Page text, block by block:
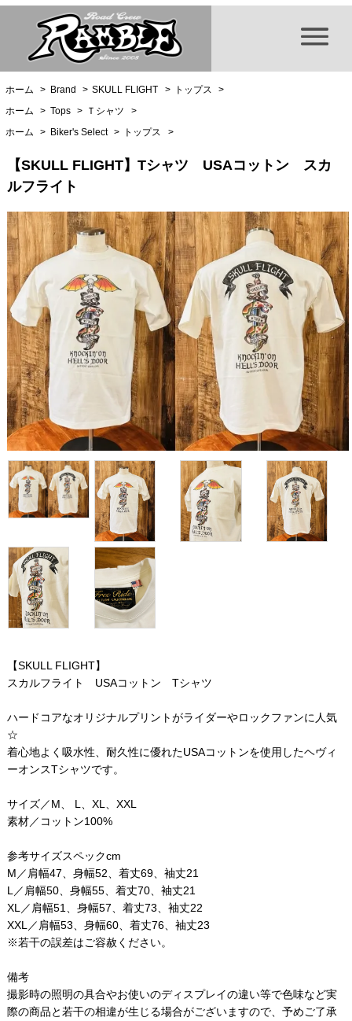
ホーム > Brand > SKULL FLIGHT > トップス
>
ホーム
> Tops > Ｔシャツ
>
ホーム
> Biker's Select > トップス >
【SKULL FLIGHT】Tシャツ USAコットン スカ
ルフライト
【SKULL FLIGHT】
スカルフライト USAコットン Tシャツ
ハードコアなオリジナルプリントがライダーやロックファンに人気
☆
着心地よく吸水性、耐久性に優れたUSAコットンを使用したヘヴィ
ーオンスTシャツです。
サイズ／M、 L、XL、XXL
素材／コットン100%
参考サイズスペックcm
M／肩幅47、身幅52、着丈69、袖丈21
L／肩幅50、身幅55、着丈70、袖丈21
XL／肩幅51、身幅57、着丈73、袖丈22
XXL／肩幅53、身幅60、着丈76、袖丈23
※若干の誤差はご容赦ください。
備考
撮影時の照明の具合やお使いのディスプレイの違い等で色味など実
際の商品と若干の相違が生じる場合がございますので、予めご了承